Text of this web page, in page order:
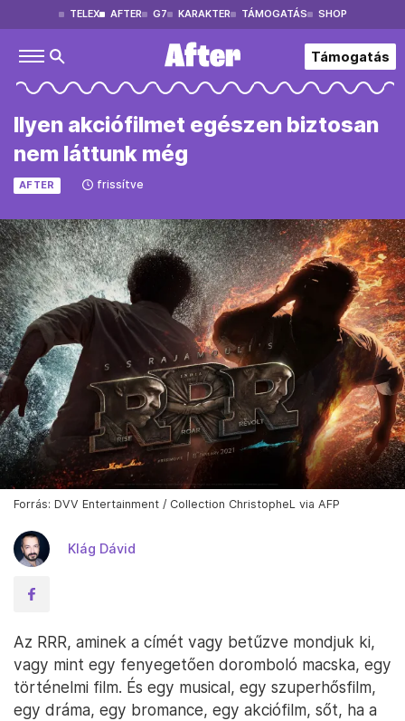
TELEX AFTER G7 KARAKTER TÁMOGATÁS SHOP
Támogatás
Ilyen akciófilmet egészen biztosan
nem láttunk még
AFTER frissítve
Forrás: DVV Entertainment / Collection ChristopheL via AFP
Klág Dávid
Az RRR, aminek a címét vagy betűzve mondjuk ki,
vagy mint egy fenyegetően doromboló macska, egy
történelmi film. És egy musical, egy szuperhősfilm,
egy dráma, egy bromance, egy akciófilm, sőt, ha a